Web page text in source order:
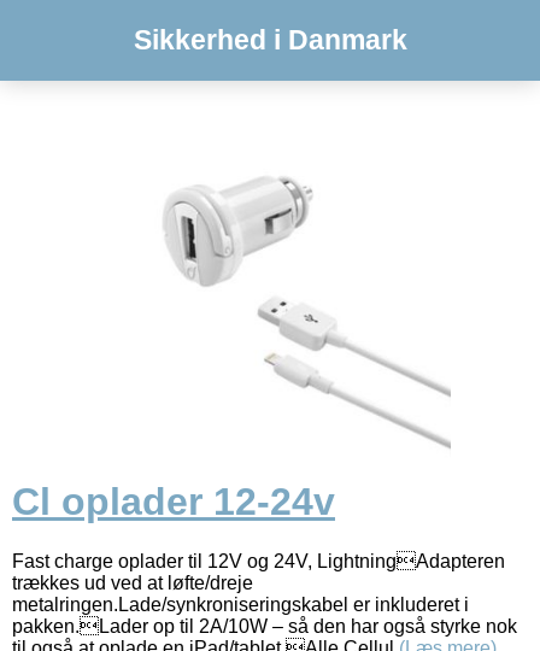
Sikkerhed i Danmark
Cl oplader 12-24v
Fast charge oplader til 12V og 24V, LightningAdapteren
trækkes ud ved at løfte/dreje
metalringen.Lade/synkroniseringskabel er inkluderet i
pakken.Lader op til 2A/10W – så den har også styrke nok